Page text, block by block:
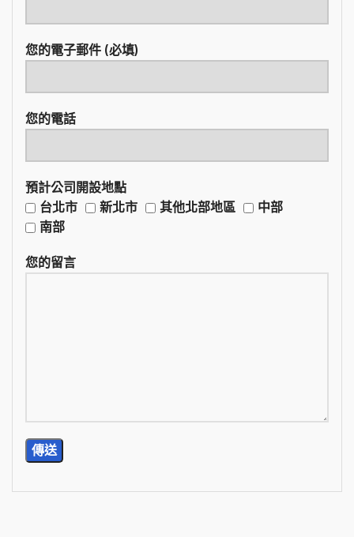
您的電子郵件 (必填)
您的電話
預計公司開設地點
台北市
新北市 其他北部地區
中部
南部
您的留言